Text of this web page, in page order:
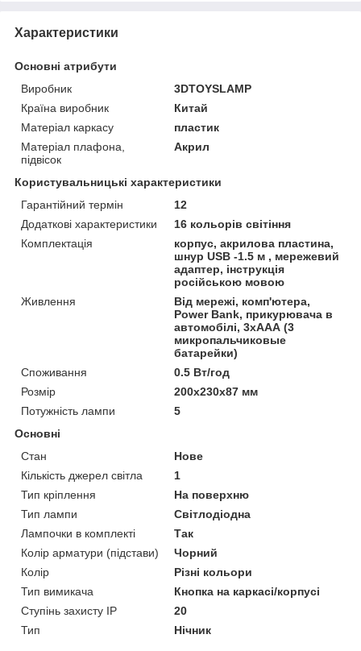
Характеристики
Основні атрибути
Виробник
3DTOYSLAMP
Країна виробник
Китай
Матеріал каркасу
пластик
Матеріал плафона,
підвісок
Акрил
Користувальницькі характеристики
Гарантійний термін
12
Додаткові характеристики
16 кольорів світіння
Комплектація
корпус, акрилова пластина,
шнур USB -1.5 м , мережевий
адаптер, інструкція
російською мовою
Живлення
Від мережі, комп'ютера,
Power Bank, прикурювача в
автомобілі, 3хААА (3
микропальчиковые
батарейки)
Споживання
0.5 Вт/год
Розмір
200х230х87 мм
Потужність лампи
5
Основні
Стан
Нове
Кількість джерел світла
1
Тип кріплення
На поверхню
Тип лампи
Світлодіодна
Лампочки в комплекті
Так
Колір арматури (підстави)
Чорний
Колір
Різні кольори
Тип вимикача
Кнопка на каркасі/корпусі
Ступінь захисту IP
20
Тип
Нічник